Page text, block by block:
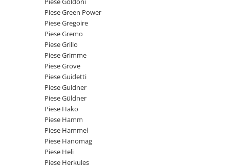
Lampi spate
Microintrerupator
Senzori utilaje
Calculatoare utilaje
Electrovalva - electroventil - electro
Bobina 12V
Senzor de vant - anemometru
Intrerupator 4 pozitii
Bobina 10V
Bobina 20V
Lampi semnalizare
Piese SDMO
Piese Doosan Daewoo
Piese Agritalia - Carraro
Piese Doppstadt
Piese Kalmar
Piese Klemm
Piese Lansing Bagnall
Piese Laupetre
Piese Green Power
Piese Gregoire
Piese Gremo
Piese Grillo
Piese Grimme
Piese Grove
Piese Guidetti
Piese Guldner
Piese Güldner
Piese Hako
Piese Hamm
Piese Hammel
Piese Hanomag
Piese Heli
Piese Herkules